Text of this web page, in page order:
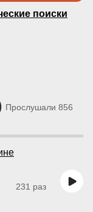
поиски
Прослушали 856
231 раз